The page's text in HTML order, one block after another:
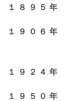
１８９５年
１９０６年
１９２４年
１９５０年